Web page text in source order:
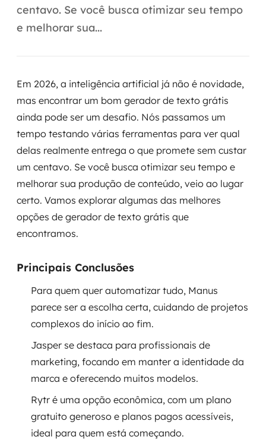
Transformar dados em decisão
Data Analytics
Data Platforms
Business Intelligence
Data Lakes & Warehouses
Governança de dados
Modernização de aplicações
Desenvolvimento web e mobile
Arquitetura de soluções
Migração para Cloud
Transformação digital
UX / UI design
Sustentar operações com eficiência
Sustentação de aplicações
centavo. Se você busca otimizar seu tempo
e melhorar sua...
Em 2026, a inteligência artificial já não é novidade,
mas encontrar um bom gerador de texto grátis
ainda pode ser um desafio. Nós passamos um
tempo testando várias ferramentas para ver qual
delas realmente entrega o que promete sem custar
um centavo. Se você busca otimizar seu tempo e
melhorar sua produção de conteúdo, veio ao lugar
certo. Vamos explorar algumas das melhores
opções de gerador de texto grátis que
encontramos.
Principais Conclusões
Para quem quer automatizar tudo, Manus
parece ser a escolha certa, cuidando de projetos
complexos do início ao fim.
Jasper se destaca para profissionais de
marketing, focando em manter a identidade da
marca e oferecendo muitos modelos.
Rytr é uma opção econômica, com um plano
gratuito generoso e planos pagos acessíveis,
ideal para quem está começando.